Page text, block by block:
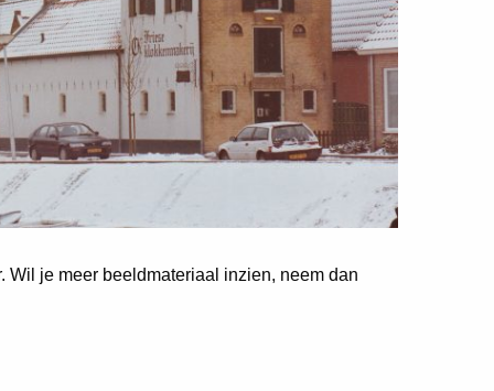
Wil je meer beeldmateriaal inzien, neem dan